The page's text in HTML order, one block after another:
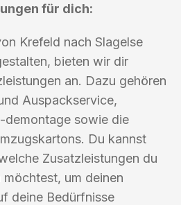
für dich:
Krefeld nach Slagelse
bieten wir dir
an. Dazu gehören
Auspackservice,
demontage sowie die
Du kannst
Zusatzleistungen du
um deinen
deine Bedürfnisse